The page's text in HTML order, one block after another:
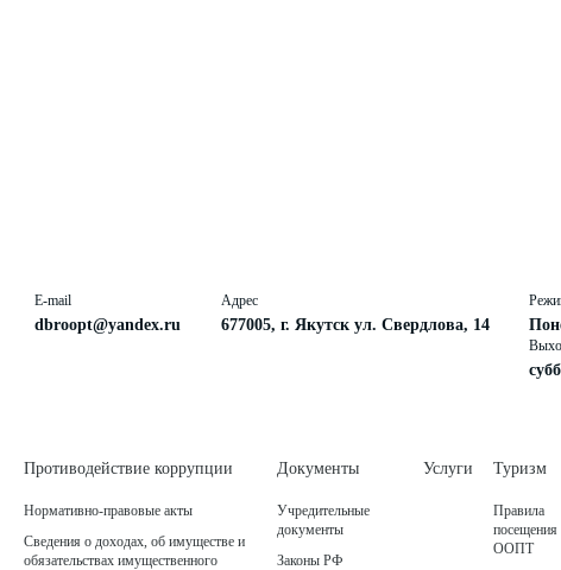
E-mail
dbroopt@yandex.ru
Адрес
677005, г. Якутск ул. Свердлова, 14
Противодействие коррупции
Нормативно-правовые акты
Сведения о доходах, об имуществе и
обязательствах имущественного
Документы
Учредительные
документы
Законы РФ
Услуги Туризм
Правила
посещения
ООПТ